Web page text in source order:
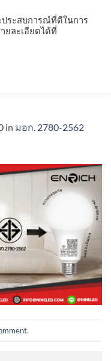
in มอก. 2780-2562
.
ระสบการณ์ที่ดีในการ
ยละเอียดได้ที่